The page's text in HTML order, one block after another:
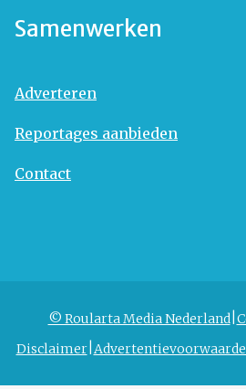
Samenwerken
Adverteren
Reportages aanbieden
Contact
© Roularta Media Nederland
Disclaimer